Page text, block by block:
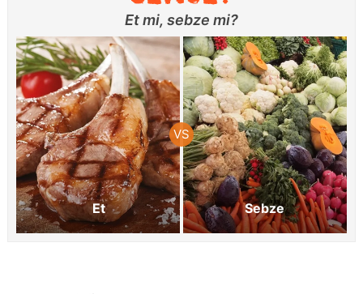
Et mi, sebze mi?
Et Sebze